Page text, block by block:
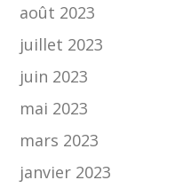
août 2023
juillet 2023
juin 2023
mai 2023
mars 2023
janvier 2023